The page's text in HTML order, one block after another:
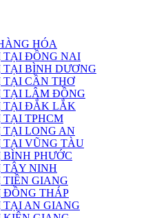
HÓA
TẠI ĐỒNG NAI
TẠI BÌNH DƯƠNG
TẠI CẦN THƠ
TẠI LÂM ĐỒNG
TẠI ĐẮK LẮK
TẠI TPHCM
TẠI LONG AN
TẠI VŨNG TÀU
PHƯỚC
TÂY NINH
TIỀN GIANG
ĐỒNG THÁP
TẠI AN GIANG